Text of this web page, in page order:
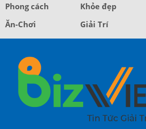
Phong cách
Khỏe đẹp
Ăn-Chơi
Giải Trí